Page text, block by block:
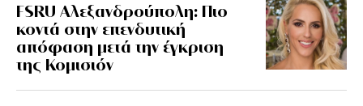
FSRU Αλεξανδρούπολη: Πιο
κοντά στην επενδυτική
απόφαση μετά την έγκριση
της Κομισιόν